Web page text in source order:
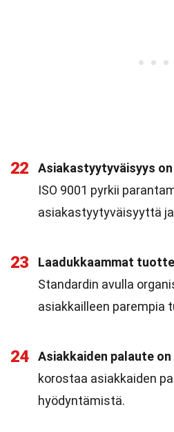
22
Asiakastyytyväisyys
ISO 9001 pyrkii
asiakastyytyväisyyttä
23
Laadukkaammat
Standardin avulla
asiakkailleen parempia
24 Asiakkaiden palaute
korostaa asiakkaiden
hyödyntämistä.